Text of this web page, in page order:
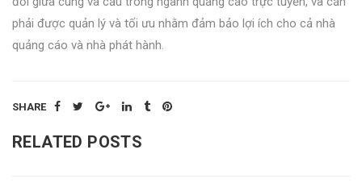
phải được quản lý và tối ưu nhằm đảm bảo lợi ích cho cả nhà
quảng cáo và nhà phát hành.
SHARE
RELATED POSTS